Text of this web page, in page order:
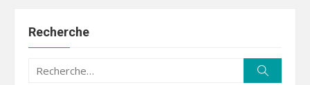
Recherche
Recherche